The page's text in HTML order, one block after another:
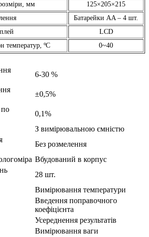
мм
125×205×215
Батарейки AA – 4 шт.
LCD
температур, ºC
0~40
6-30 %
±0,5%
по
0,1%
З вимірювальною ємністю
Без розмелення
Вбудований в корпус
28 шт.
Вимірювання температури
Введення поправочного
коефіцієнта
Усереднення результатів
Вимірювання ваги